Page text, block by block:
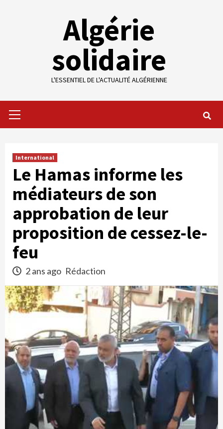
Algérie
solidaire
L'ESSENTIEL DE L'ACTUALITÉ ALGÉRIENNE
Menu
International
Le Hamas informe les
médiateurs de son
approbation de leur
proposition de cessez-le-
feu
2 ans ago Rédaction